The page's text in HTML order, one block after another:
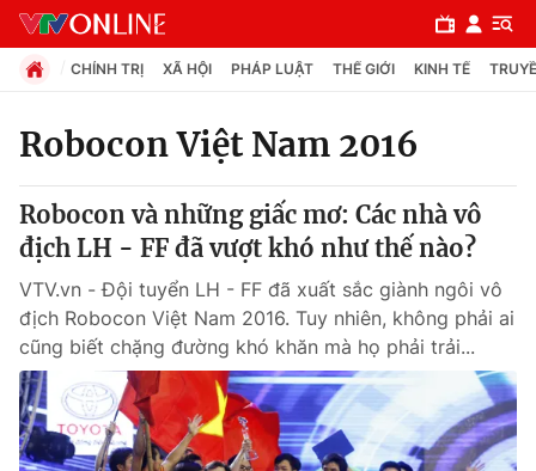
Chuyên mục
Chính trị
Xã hội
Pháp luật
Y tế
CHÍNH TRỊ XÃ HỘI PHÁP LUẬT THẾ GIỚI KINH TẾ
Robocon Việt Nam 2016
Robocon và những giấc mơ: Các nhà vô
địch LH - FF đã vượt khó như thế nào?
VTV.vn - Đội tuyển LH - FF đã xuất sắc giành ngôi vô
địch Robocon Việt Nam 2016. Tuy nhiên, không phải ai
cũng biết chặng đường khó khăn mà họ phải trải...